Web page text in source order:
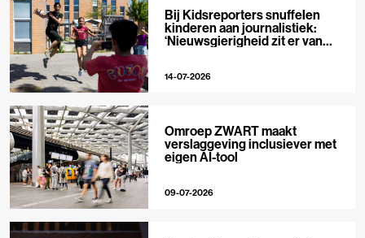
Bij Kidsreporters snuffelen
kinderen aan journalistiek:
‘Nieuwsgierigheid zit er van
14-07-2026
Omroep ZWART maakt
verslaggeving inclusiever met
eigen AI-tool
09-07-2026